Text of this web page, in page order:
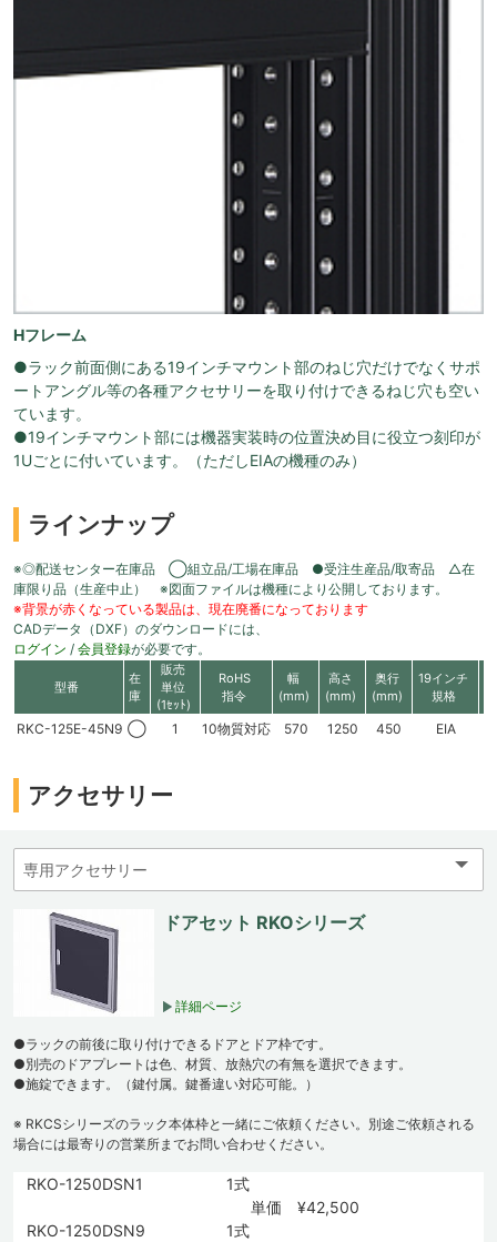
Hフレーム
●ラック前面側にある19インチマウント部のねじ穴だけでなくサポ
ートアングル等の各種アクセサリーを取り付けできるねじ穴も空い
ています。
●19インチマウント部には機器実装時の位置決め目に役立つ刻印が
1Uごとに付いています。（ただしEIAの機種のみ）
ラインナップ
※◎配送センター在庫品 ◯組立品/工場在庫品 ●受注生産品/取寄品 △在
庫限り品（生産中止） ※図面ファイルは機種により公開しております。
※背景が赤くなっている製品は、現在廃番になっております
CADデータ（DXF）のダウンロードには、
ログイン / 会員登録が必要です。
型番
在
庫
販売
単位
(1ｾｯﾄ)
RoHS
指令
幅
(mm)
高さ
(mm)
奥行
(mm)
19インチ
規格
RKC-125E-45N9 ◯ 1 10物質対応 570 1250 450 EIA
アクセサリー
ドアセット RKOシリーズ
詳細ページ
●ラックの前後に取り付けできるドアとドア枠です。
●別売のドアプレートは色、材質、放熱穴の有無を選択できます。
●施錠できます。（鍵付属。鍵番違い対応可能。）
※ RKCSシリーズのラック本体枠と一緒にご依頼ください。別途ご依頼される
場合には最寄りの営業所までお問い合わせください。
RKO-1250DSN1
1式
単価 ¥42,500
RKO-1250DSN9
1式